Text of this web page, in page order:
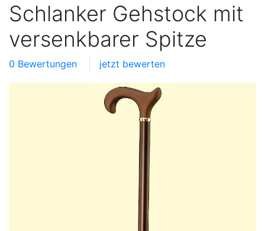
Schlanker Gehstock mit
versenkbarer Spitze
0 Bewertungen jetzt bewerten